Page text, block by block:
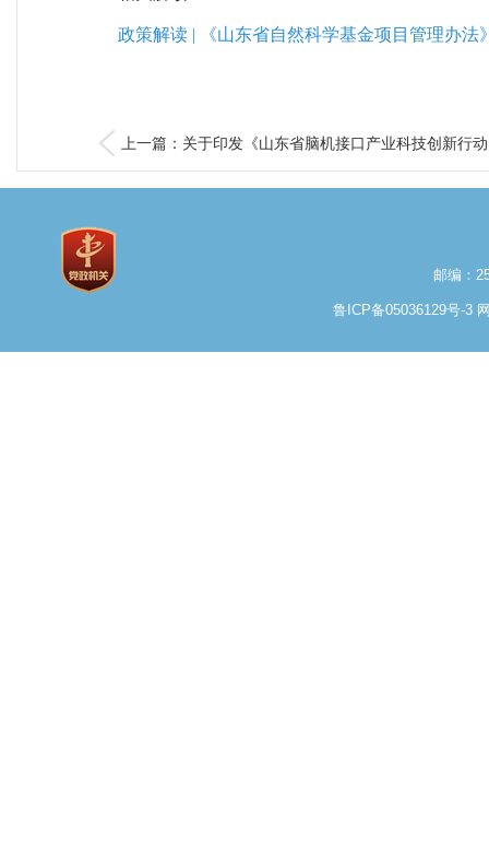
政策解读 | 《山东省自然科学基金项目管理办
上一篇：关于印发《山东省脑机接口产业科技创新行
邮编：
鲁ICP备05036129号-3